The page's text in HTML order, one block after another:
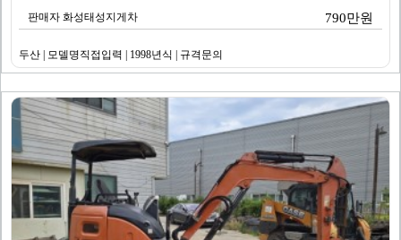
판매자 화성태성지게차 790만원
두산 | 모델명직접입력 | 1998년식 | 규격문의